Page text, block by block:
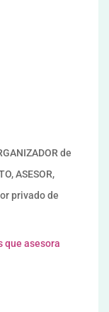
de
ASESOR,
privado de
que asesora